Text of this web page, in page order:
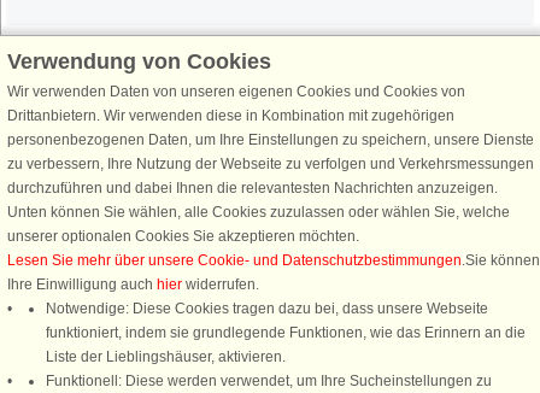
Schließen Sie sich 100.000 Ferienhaus-Fans an
Erhalten Sie einen Willkommensgutschein von 25 €für Ihren nächsten
Ferienhausurlaub - melden Sie sich einfach für den DanCenter Newsletter
an. Verpassen Sie nie wieder exklusive Angebote, Gewinnspiele und
Urlaubstipps!
Newsletter abonnieren
Verwendung von Cookies
Wir verwenden Daten von unseren eigenen Cookies und Cookies von
Drittanbietern. Wir verwenden diese in Kombination mit zugehörigen
personenbezogenen Daten, um Ihre Einstellungen zu speichern, unsere Dienste
zu verbessern, Ihre Nutzung der Webseite zu verfolgen und Verkehrsmessungen
durchzuführen und dabei Ihnen die relevantesten Nachrichten anzuzeigen.
Unten können Sie wählen, alle Cookies zuzulassen oder wählen Sie, welche
unserer optionalen Cookies Sie akzeptieren möchten.
Lesen Sie mehr über unsere Cookie- und Datenschutzbestimmungen.Sie können
Ihre Einwilligung auch hier widerrufen.
Notwendige: Diese Cookies tragen dazu bei, dass unsere Webseite
funktioniert, indem sie grundlegende Funktionen, wie das Erinnern an die
Liste der Lieblingshäuser, aktivieren.
Funktionell: Diese werden verwendet, um Ihre Sucheinstellungen zu